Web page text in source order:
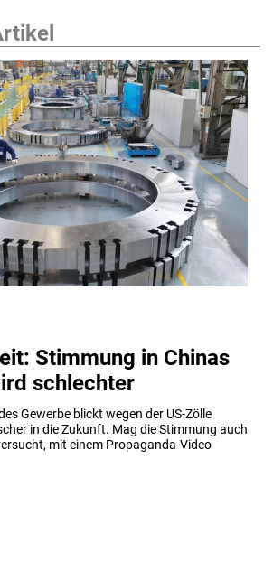
Stimmung in Chinas
schlechter
Gewerbe blickt wegen der US-Zölle
in die Zukunft. Mag die Stimmung auch
mit einem Propaganda-Video